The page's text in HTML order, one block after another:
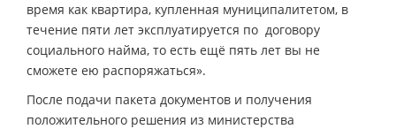
время как квартира, купленная муниципалитетом, в
течение пяти лет эксплуатируется по договору
социального найма, то есть ещё пять лет вы не
сможете ею распоряжаться».
После подачи пакета документов и получения
положительного решения из министерства